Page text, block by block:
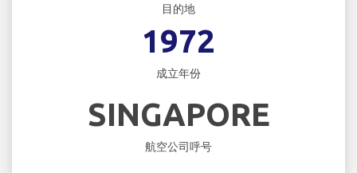
目的地
1972
成立年份
SINGAPORE
航空公司呼号